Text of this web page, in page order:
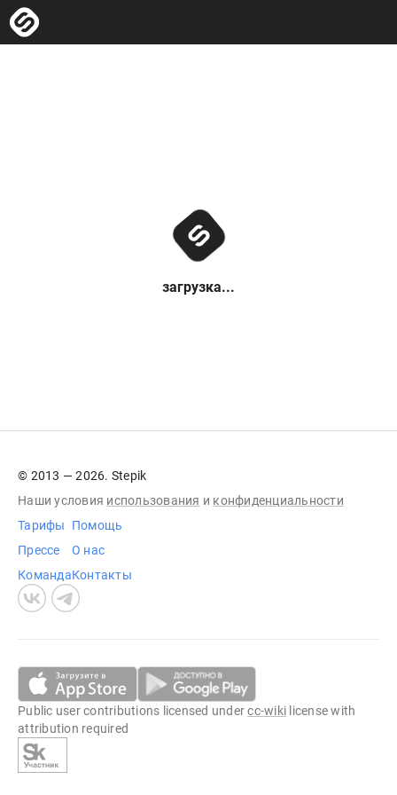
загрузка...
© 2013 — 2026. Stepik
Наши условия использования и конфиденциальности
Тарифы
Прессе
Команда
Помощь
О нас
Контакты
Public user contributions licensed undercc-wiki license with
attribution required